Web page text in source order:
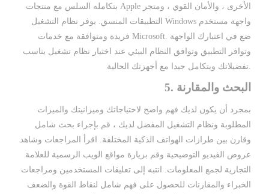
بتكامله السلس مع منتجات Apple الأخرى ، والأمان القوي ، ومتجر
التطبيقات المنسق. يوفر نظام التشغيل Windows واجهة مستخدم
فريدة ومتوافقة مع خدمات Microsoft. ضع في اعتبارك الواجهة
وتوافر التطبيق وتوافق النظام البيئي عند اختيار نظام تشغيل يناسب
5. البحث والمقارنة
بمجرد أن يكون لديك فهم واضح لاحتياجاتك وميزانيتك والميزات
المطلوبة ونظام التشغيل المفضل لديك ، قم بإجراء بحث شامل
وقارن بين طرازات الهواتف الذكية المختلفة. اقرأ المراجعات وشاهد
عروض الفيديو التوضيحية وقم بزيارة مواقع الويب الرسمية للعلامة
التجارية لجمع المعلومات. انتبه إلى تعليقات المستخدمين ومراجعات
الخبراء والمقارنات للحصول على فهم شامل لنقاط القوة والضعف